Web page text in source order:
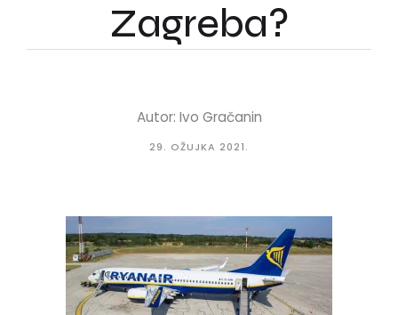
Zagreba?
Autor: Ivo Gračanin
29. OŽUJKA 2021.